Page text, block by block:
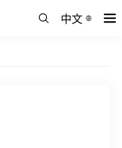
中文